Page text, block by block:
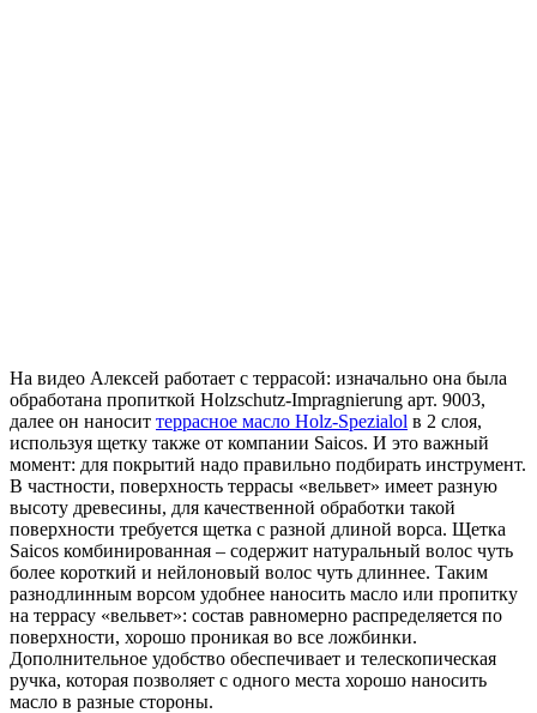
На видео Алексей работает с террасой: изначально она была
обработана пропиткой Holzschutz-Impragnierung арт. 9003,
далее он наносит террасное масло Holz-Spezialol в 2 слоя,
используя щетку также от компании Saicos. И это важный
момент: для покрытий надо правильно подбирать инструмент.
В частности, поверхность террасы «вельвет» имеет разную
высоту древесины, для качественной обработки такой
поверхности требуется щетка с разной длиной ворса. Щетка
Saicos комбинированная – содержит натуральный волос чуть
более короткий и нейлоновый волос чуть длиннее. Таким
разнодлинным ворсом удобнее наносить масло или пропитку
на террасу «вельвет»: состав равномерно распределяется по
поверхности, хорошо проникая во все ложбинки.
Дополнительное удобство обеспечивает и телескопическая
ручка, которая позволяет с одного места хорошо наносить
масло в разные стороны.